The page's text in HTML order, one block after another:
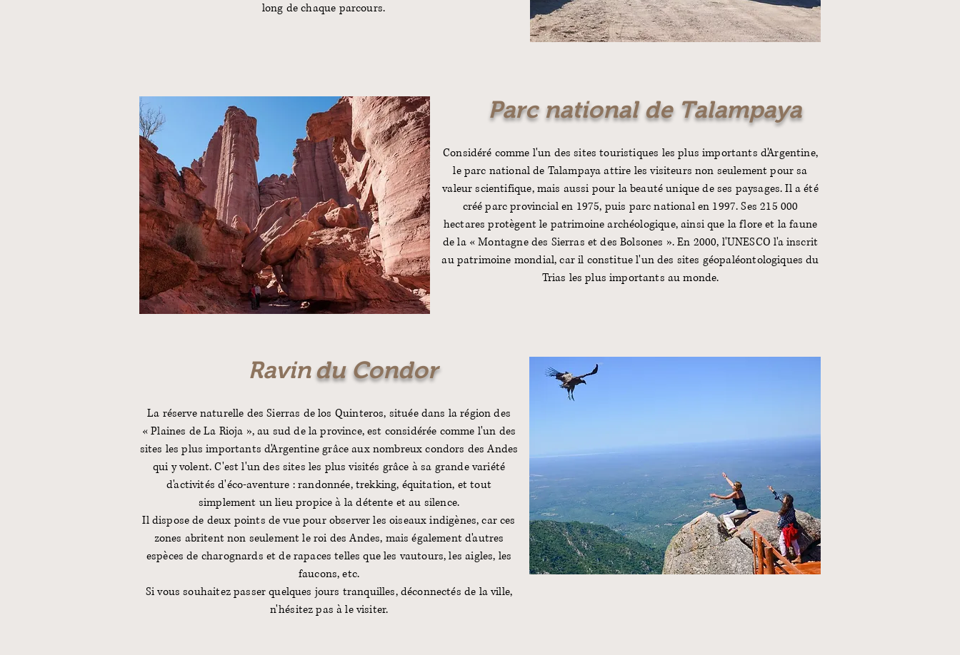
long de chaque parcours.
Parc national de Talampaya
Considéré comme l'un des sites touristiques les plus importants d'Argentine,
le parc national de Talampaya attire les visiteurs non seulement pour sa
valeur scientifique, mais aussi pour la beauté unique de ses paysages. Il a été
créé parc provincial en 1975, puis parc national en 1997. Ses 215 000
hectares protègent le patrimoine archéologique, ainsi que la flore et la faune
de la « Montagne des Sierras et des Bolsones ». En 2000, l'UNESCO l'a inscrit
au patrimoine mondial, car il constitue l'un des sites géopaléontologiques du
Trias les plus importants au monde.
Ravindu Condor
La réserve naturelle des Sierras de los Quinteros, située dans la région des
« Plaines de La Rioja », au sud de la province, est considérée comme l'un des
sites les plus importants d'Argentine grâce aux nombreux condors des Andes
qui y volent. C'est l'un des sites les plus visités grâce à sa grande variété
d'activités d'éco-aventure : randonnée, trekking, équitation, et tout
simplement un lieu propice à la détente et au silence.
Il dispose de deux points de vue pour observer les oiseaux indigènes, car ces
zones abritent non seulement le roi des Andes, mais également d'autres
espèces de charognards et de rapaces telles que les vautours, les aigles, les
faucons, etc.
Si vous souhaitez passer quelques jours tranquilles, déconnectés de la ville,
n'hésitez pas à le visiter.